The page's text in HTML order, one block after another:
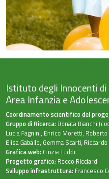
Istituto degli Innocenti di
Area Infanzia e
Coordinamento scientifico del
Gruppo di Ricerca: Donata Bianchi
Lucia Fagnini, Enrico Moretti,
Elisa Gaballo, Gemma Scarti,
Grafica web: Cinzia Luddi
Progetto grafico: Rocco Ricciardi
Sviluppo infrastruttura: Francesco